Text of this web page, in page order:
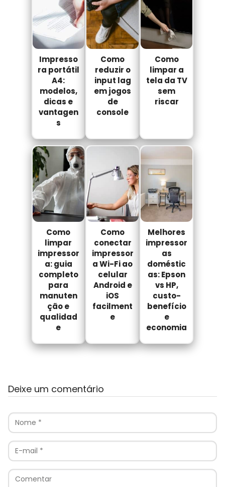
Impresso
ra portátil
A4:
modelos,
dicas e
vantagen
s
Como
reduzir o
input lag
em jogos
de
console
Como
limpar a
tela da TV
sem
riscar
Como
limpar
impressor
a: guia
completo
para
manuten
ção e
qualidad
e
Como
conectar
impressor
a Wi-Fi ao
celular
Android e
iOS
facilment
e
Melhores
impressor
as
doméstic
as: Epson
vs HP,
custo-
benefício
e
economia
Deixe um comentário